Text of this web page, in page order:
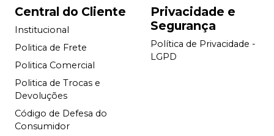
Central do Cliente
Institucional
Politica de Frete
Politica Comercial
Politica de Trocas e
Devoluções
Código de Defesa do
Consumidor
Privacidade e
Segurança
Política de Privacidade -
LGPD